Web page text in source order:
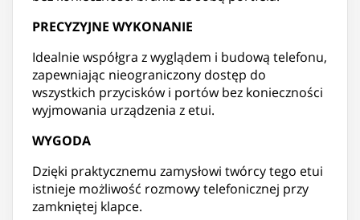
PRECYZYJNE WYKONANIE
Idealnie współgra z wyglądem i budową telefonu,
zapewniając nieograniczony dostęp do
wszystkich przycisków i portów bez konieczności
wyjmowania urządzenia z etui.
WYGODA
Dzięki praktycznemu zamysłowi twórcy tego etui
istnieje możliwość rozmowy telefonicznej przy
zamkniętej klapce.